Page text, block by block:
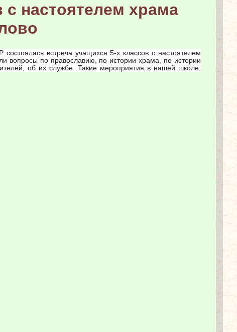
с настоятелем храма
встреча учащихся 5-х классов с настоятелем
вопросы по православию, по истории храма, по истории
об их службе. Такие мероприятия в нашей школе,